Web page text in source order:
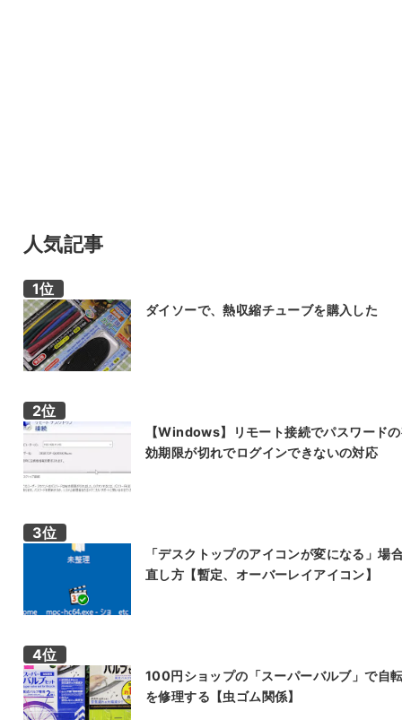
人気記事
ダイソーで、熱収縮チューブを購入した
【Windows】リモート接続でパスワード
効期限が切れでログインできないの対応
「デスクトップのアイコンが変になる」場
直し方【暫定、オーバーレイアイコン】
100円ショップの「スーパーバルブ」で自
を修理する【虫ゴム関係】